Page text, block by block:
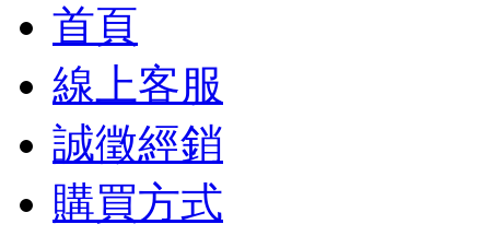
首頁
線上客服
誠徵經銷
購買方式